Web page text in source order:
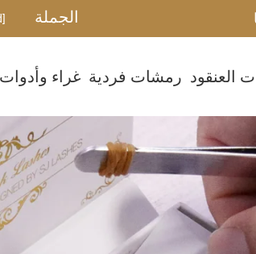
[email protected] الجملة
العنقود رمشات فردية غراء وأدوات